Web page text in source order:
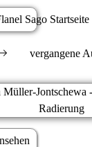
vergangene